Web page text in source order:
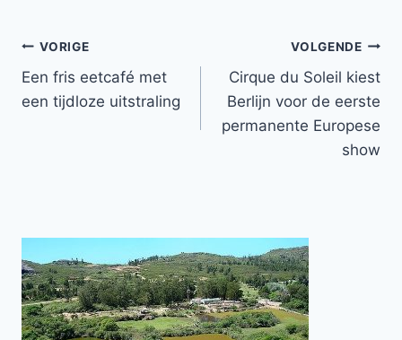
Bericht
navigatie
VORIGE
Een fris eetcafé met
een tijdloze uitstraling
VOLGENDE
Cirque du Soleil kiest
Berlijn voor de eerste
permanente Europese
show